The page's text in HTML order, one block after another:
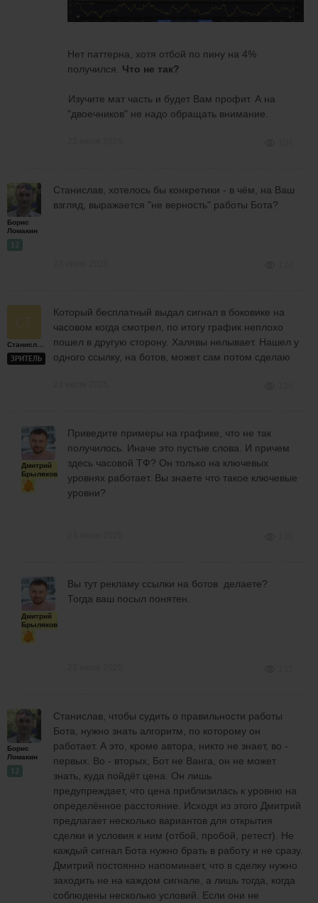
Нет паттерна, хотя отбой по пину на 4%
получился. Что не так?
Изучите мат часть и будет Вам профит. А на
"двоечников" не надо обращать внимание.
Борис
Ломакин
12
Станислав, хотелось бы конкретики - в чём, на Ваш
взгляд, выражается "не верность" работы Бота?
Станислав
ЗРИТЕЛЬ
Который бесплатный выдал сигнал в боковике на
часовом когда смотрел, по итогу график неплохо
пошел в другую сторону. Халявы нелывает. Нашел у
одного ссылку, на ботов, может сам потом сделаю
Дмитрий
Брыляков
Приведите примеры на графике, что не так
получилось. Иначе это пустые слова. И причем
здесь часовой ТФ? Он только на ключевых
уровнях работает. Вы знаете что такое ключевые
уровни?
Дмитрий
Брыляков
Вы тут рекламу ссылки на ботов делаете?
Тогда ваш посыл понятен.
Борис
Ломакин
12
Станислав, чтобы судить о правильности работы
Бота, нужно знать алгоритм, по которому он
работает. А это, кроме автора, никто не знает, во -
первых. Во - вторых, Бот не Ванга, он не может
знать, куда пойдёт цена. Он лишь
предупреждает, что цена приблизилась к уровню на
определённое расстояние. Исходя из этого Дмитрий
предлагает несколько вариантов для открытия
сделки и условия к ним (отбой, пробой, ретест). Не
каждый сигнал Бота нужно брать в работу и не сразу.
Дмитрий постоянно напоминает, что в сделку нужно
заходить не на каждом сигнале, а лишь тогда, когда
соблюдены несколько условий. Если они не